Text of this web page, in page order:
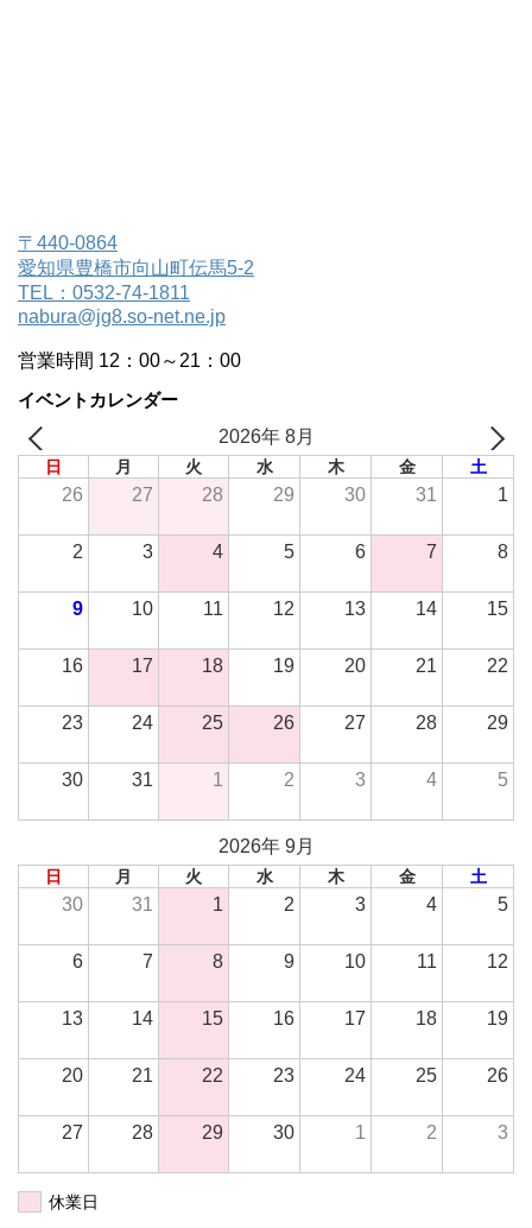
〒440-0864
愛知県豊橋市向山町伝馬5-2
TEL：0532-74-1811
nabura@jg8.so-net.ne.jp
営業時間 12：00～21：00
イベントカレンダー
2026年 8月
日 月 火 水 木 金 土
26 27 28 29 30 31 1
2 3 4 5 6 7 8
9 10 11 12 13 14 15
16 17 18 19 20 21 22
23 24 25 26 27 28 29
30 31 1 2 3 4 5
2026年 9月
日 月 火 水 木 金 土
30 31 1 2 3 4 5
6 7 8 9 10 11 12
13 14 15 16 17 18 19
20 21 22 23 24 25 26
27 28 29 30 1 2 3
休業日